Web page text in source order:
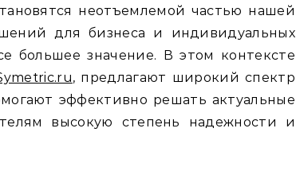
для бизнеса и индивидуальных
большее значение. В этом контексте
, предлагают широкий спектр
эффективно решать актуальные
высокую степень надежности и